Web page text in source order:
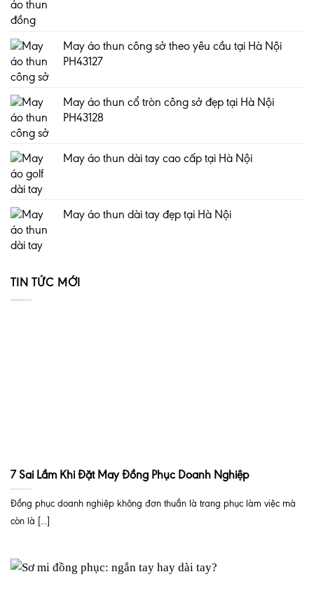
May áo thun công sở theo yêu cầu tại Hà Nội
PH43127
May áo thun cổ tròn công sở đẹp tại Hà Nội
PH43128
May áo thun dài tay cao cấp tại Hà Nội
May áo thun dài tay đẹp tại Hà Nội
TIN TỨC MỚI
7 Sai Lầm Khi Đặt May Đồng Phục Doanh Nghiệp
Đồng phục doanh nghiệp không đơn thuần là trang phục làm việc mà
còn là [...]